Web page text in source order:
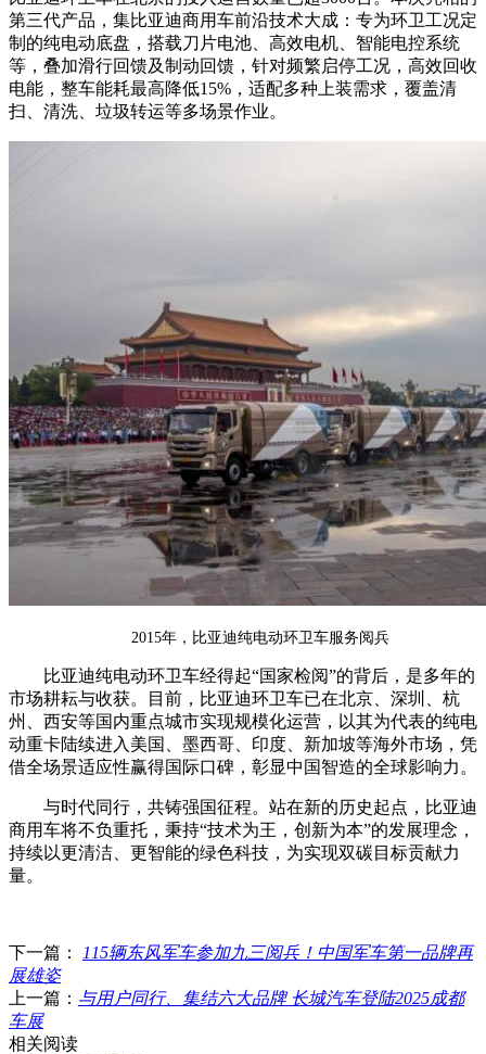
第三代产品，集比亚迪商用车前沿技术大成：专为环卫工况定
制的纯电动底盘，搭载刀片电池、高效电机、智能电控系统
等，叠加滑行回馈及制动回馈，针对频繁启停工况，高效回收
电能，整车能耗最高降低15%，适配多种上装需求，覆盖清
扫、清洗、垃圾转运等多场景作业。
2015年，比亚迪纯电动环卫车服务阅兵
比亚迪纯电动环卫车经得起“国家检阅”的背后，是多年的
市场耕耘与收获。目前，比亚迪环卫车已在北京、深圳、杭
州、西安等国内重点城市实现规模化运营，以其为代表的纯电
动重卡陆续进入美国、墨西哥、印度、新加坡等海外市场，凭
借全场景适应性赢得国际口碑，彰显中国智造的全球影响力。
与时代同行，共铸强国征程。站在新的历史起点，比亚迪
商用车将不负重托，秉持“技术为王，创新为本”的发展理念，
持续以更清洁、更智能的绿色科技，为实现双碳目标贡献力
量。
下一篇：
115辆东风军车参加九三阅兵！中国军车第一品牌再
展雄姿
上一篇： 与用户同行、集结六大品牌 长城汽车登陆2025成都
车展
相关阅读